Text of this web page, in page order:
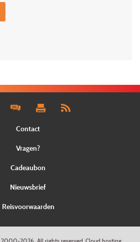
Contact
Vragen?
Cadeaubon
Nieuwsbrief
Reisvoorwaarden